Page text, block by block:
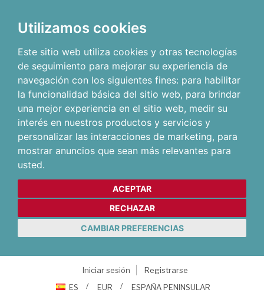
Utilizamos cookies
Este sitio web utiliza cookies y otras tecnologías
de seguimiento para mejorar su experiencia de
navegación con los siguientes fines: para habilitar
la funcionalidad básica del sitio web, para brindar
una mejor experiencia en el sitio web, medir su
interés en nuestros productos y servicios y
personalizar las interacciones de marketing, para
mostrar anuncios que sean más relevantes para
usted.
ACEPTAR
RECHAZAR
CAMBIAR PREFERENCIAS
Iniciar sesión
Registrarse
ES
EUR ESPAÑA PENINSULAR